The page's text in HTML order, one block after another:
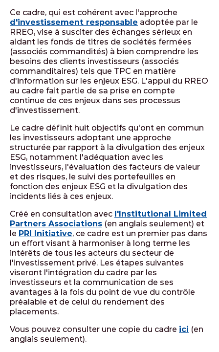
Ce cadre, qui est cohérent avec l'approche
d'investissement responsable adoptée par le
RREO, vise à susciter des échanges sérieux en
aidant les fonds de titres de sociétés fermées
(associés commandités) à bien comprendre les
besoins des clients investisseurs (associés
commanditaires) tels que TPC en matière
d'information sur les enjeux ESG. L'appui du RREO
au cadre fait partie de sa prise en compte
continue de ces enjeux dans ses processus
d'investissement.
Le cadre définit huit objectifs qu'ont en commun
les investisseurs adoptant une approche
structurée par rapport à la divulgation des enjeux
ESG, notamment l'adéquation avec les
investisseurs, l'évaluation des facteurs de valeur
et des risques, le suivi des portefeuilles en
fonction des enjeux ESG et la divulgation des
incidents liés à ces enjeux.
Créé en consultation avec l'Institutional Limited
Partners Associations (en anglais seulement) et
le PRI Initiative, ce cadre est un premier pas dans
un effort visant à harmoniser à long terme les
intérêts de tous les acteurs du secteur de
l'investissement privé. Les étapes suivantes
viseront l'intégration du cadre par les
investisseurs et la communication de ses
avantages à la fois du point de vue du contrôle
préalable et de celui du rendement des
placements.
Vous pouvez consulter une copie du cadre ici (en
anglais seulement).